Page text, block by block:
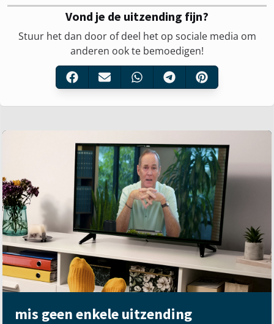
Vond je de uitzending fijn?
Stuur het dan door of deel het op sociale media om
anderen ook te bemoedigen!
mis geen enkele uitzending